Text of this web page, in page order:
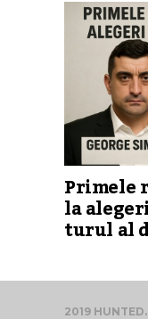
Primele
la
turul al
2019